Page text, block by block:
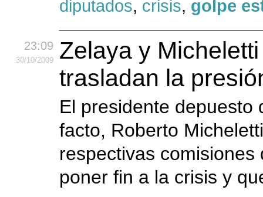
diputados, crisis, golpe
23:09
30/10/2009
Zelaya y
trasladan la
El presidente depuesto
facto, Roberto
respectivas
poner fin a la crisis y